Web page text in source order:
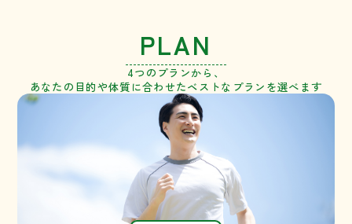
PLAN
4つのプランから、
あなたの目的や体質に合わせたベストなプランを選べます